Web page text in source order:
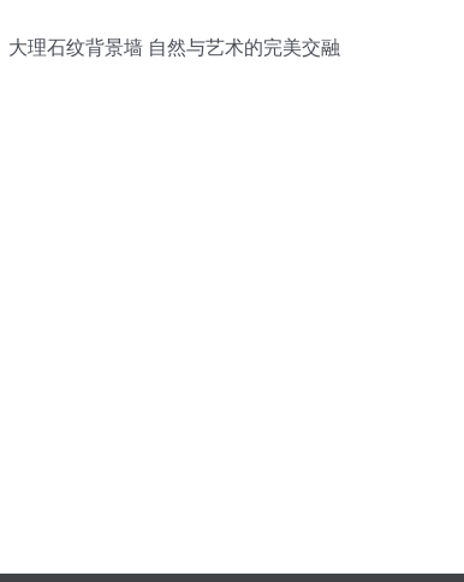
大理石纹背景墙 自然与艺术的完美交融